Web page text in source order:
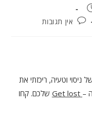
תגובות:אין תגובות
וטעיה, ריכזתי את
–
Get lost
שלכם. קחו